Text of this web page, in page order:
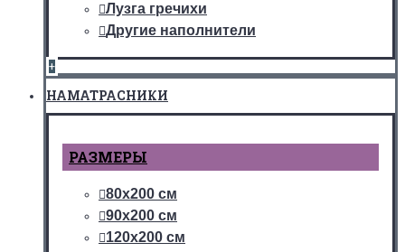
Лузга гречихи
Другие наполнители
+
НАМАТРАСНИКИ
РАЗМЕРЫ
80х200 см
90х200 см
120х200 см